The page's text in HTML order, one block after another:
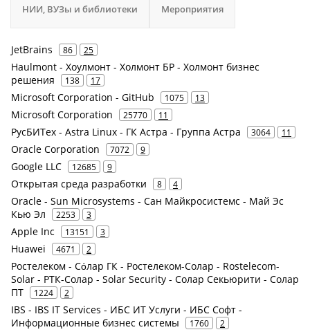
НИИ, ВУЗы и библиотеки Мероприятия
JetBrains 86 25
Haulmont - Хоулмонт - Холмонт БР - Холмонт бизнес
решения
138 17
Microsoft Corporation - GitHub 1075 13
Microsoft Corporation 25770 11
РусБИТех - Astra Linux - ГК Астра - Группа Астра 3064 11
Oracle Corporation 7072 9
Google LLC 12685 9
Открытая среда разработки 8 4
Oracle - Sun Microsystems - Сан Майкросистемс - Май Эс
Кью Эл
2253 3
Apple Inc 13151 3
Huawei 4671 2
Ростелеком - Сόлар ГК - Ростелеком-Солар - Rostelecom-
Solar - РТК-Солар - Solar Security - Солар Секьюрити - Солар
ПТ
1224 2
IBS - IBS IT Services - ИБС ИТ Услуги - ИБС Софт -
Информационные бизнес системы
1760 2